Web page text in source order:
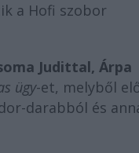
a Hofi szobor
Judittal, Árpa
ügy-et, melyből
darabból és